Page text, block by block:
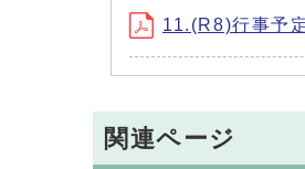
11.(R8)行事予
関連ページ